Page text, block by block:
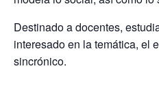
Destinado a docentes,
interesado en la temática, el
sincrónico.